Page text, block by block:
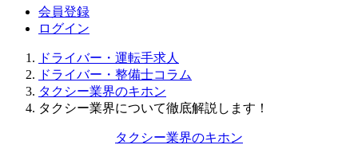
会員登録
ログイン
ドライバー・運転手求人
ドライバー・整備士コラム
タクシー業界のキホン
タクシー業界について徹底解説します！
タクシー業界のキホン